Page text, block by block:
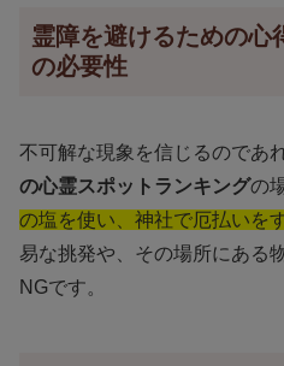
霊障を避けるための心
の必要性
不可解な現象を信じるのであ
の心霊スポットランキングの
の塩を使い、神社で厄払いを
易な挑発や、その場所にある
NGです。